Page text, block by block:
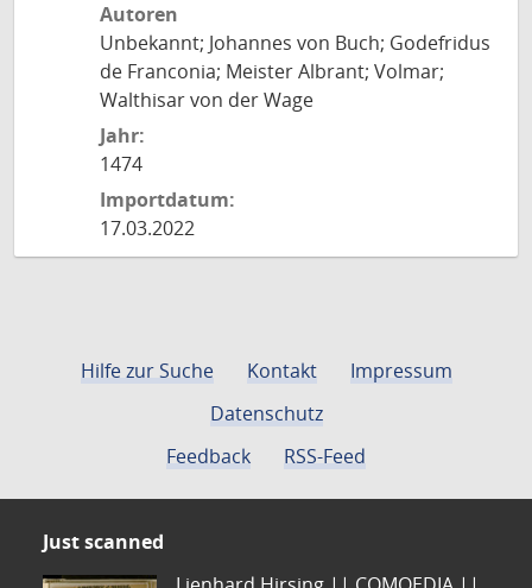
Autoren
Unbekannt; Johannes von Buch; Godefridus
de Franconia; Meister Albrant; Volmar;
Walthisar von der Wage
Jahr:
1474
Importdatum:
17.03.2022
Hilfe zur Suche Kontakt
Impressum
Datenschutz
Feedback
RSS-Feed
Just scanned